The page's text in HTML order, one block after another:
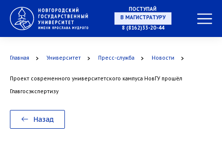
ПОСТУПАЙ
НА СПЕЦИАЛИТЕТ
В МАГИСТРАТУРУ
8 (8162)33-20-44
Главная Университет Пресс-служба Новости
Проект современного университетского кампуса НовГУ прошёл
Главгосэкспертизу
Назад